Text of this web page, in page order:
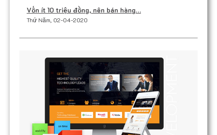
Vốn ít 10 triệu đồng, nên bán hàng…
Thứ Năm, 02-04-2020